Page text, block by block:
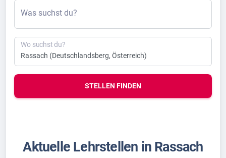
Was suchst du?
Wo suchst du?
STELLEN FINDEN
Aktuelle Lehrstellen in Rassach